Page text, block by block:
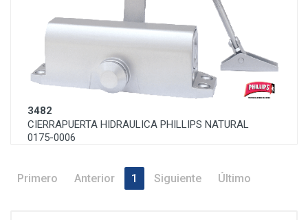
3482
CIERRAPUERTA HIDRAULICA PHILLIPS NATURAL
0175-0006
Primero Anterior 1 Siguiente Último